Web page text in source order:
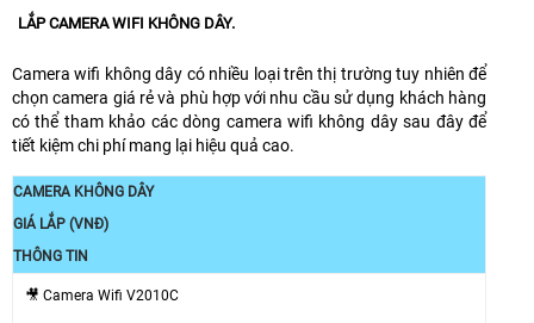
LẮP CAMERA WIFI KHÔNG DÂY.
Camera wifi không dây có nhiều loại trên thị trường tuy nhiên để
chọn camera giá rẻ và phù hợp với nhu cầu sử dụng khách hàng
có thể tham khảo các dòng camera wifi không dây sau đây để
tiết kiệm chi phí mang lại hiệu quả cao.
CAMERA KHÔNG DÂY
GIÁ LẮP (VNĐ)
THÔNG TIN
🎥 Camera Wifi V2010C